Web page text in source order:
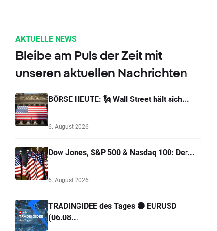
AKTUELLE NEWS
Bleibe am Puls der Zeit mit
unseren aktuellen Nachrichten
BÖRSE HEUTE: 🗽 Wall Street hält sich...
6. August 2026
Dow Jones, S&P 500 & Nasdaq 100: Der...
6. August 2026
TRADINGIDEE des Tages 🔴 EURUSD
(06.08...